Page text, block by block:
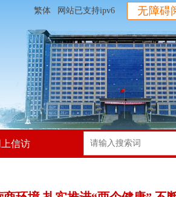
无障碍
网站已支持ipv6
繁体
上信访